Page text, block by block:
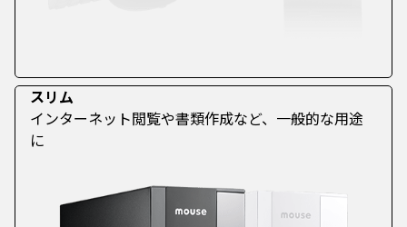
スリム
インターネット閲覧や書類作成など、一般的な用途
に